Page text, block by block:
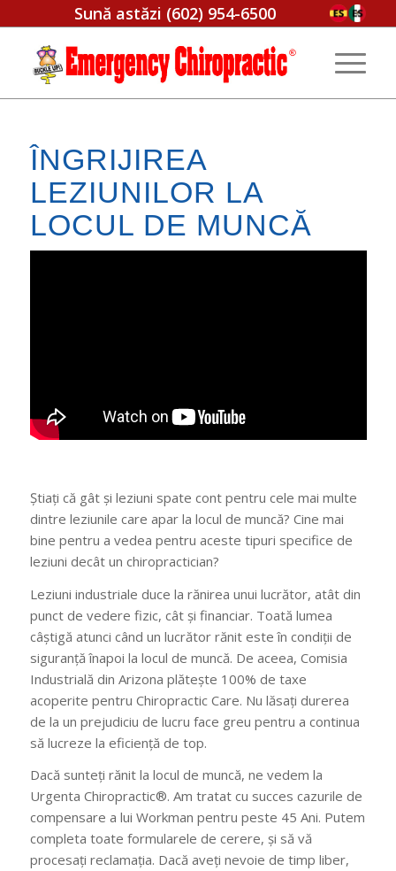
Sună astăzi (602) 954-6500
ÎNGRIJIREA
LEZIUNILOR LA
LOCUL DE MUNCĂ
Știați că gât și leziuni spate cont pentru cele mai multe
dintre leziunile care apar la locul de muncă? Cine mai
bine pentru a vedea pentru aceste tipuri specifice de
leziuni decât un chiropractician?
Leziuni industriale duce la rănirea unui lucrător, atât din
punct de vedere fizic, cât și financiar. Toată lumea
câștigă atunci când un lucrător rănit este în condiții de
siguranță înapoi la locul de muncă. De aceea, Comisia
Industrială din Arizona plătește 100% de taxe
acoperite pentru Chiropractic Care. Nu lăsați durerea
de la un prejudiciu de lucru face greu pentru a continua
să lucreze la eficiență de top.
Dacă sunteți rănit la locul de muncă, ne vedem la
Urgenta Chiropractic®. Am tratat cu succes cazurile de
compensare a lui Workman pentru peste 45 Ani. Putem
completa toate formularele de cerere, și să vă
procesați reclamația. Dacă aveți nevoie de timp liber,